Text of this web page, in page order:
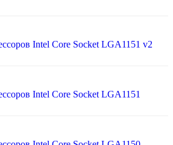
Intel Core Socket LGA1151 v2
Intel Core Socket LGA1151